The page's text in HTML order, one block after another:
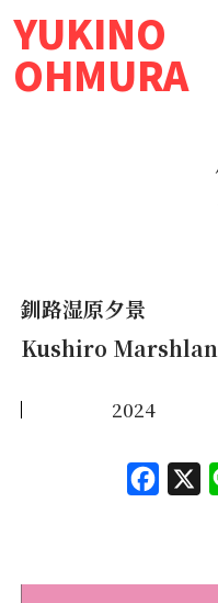
YUKINO
OHMURA
釧路湿原夕景
Kushiro
2024
Face